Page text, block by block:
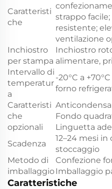
Caratteristi
che
strappo
resistente;
ventilazione
Inchiostro
per stampa
Inchiostro
alimentare,
Intervallo di
temperatur
a
-20°C a
forno
Caratteristi
che
opzionali
Fondo
Linguetta
Scadenza
12–24 mesi
stoccaggio
Metodo di
imballaggio
Confezione
Imballaggio
Caratteristiche